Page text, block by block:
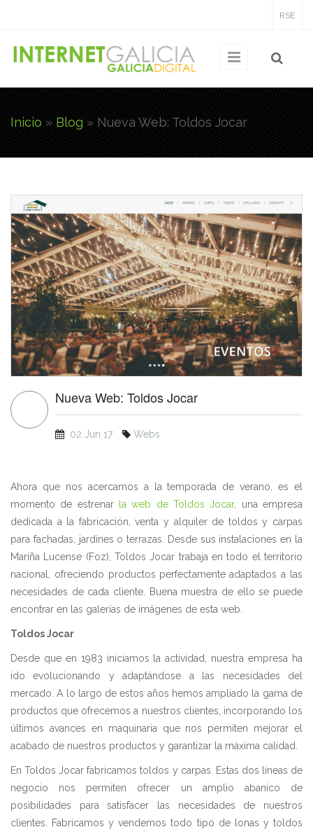
RSE
Usted está aquí
Inicio » Blog » Nueva Web: Toldos Jocar
Nueva Web: Toldos Jocar
02 Jun 17 Webs
Ahora que nos acercamos a la temporada de verano, es el
momento de estrenar
la web de Toldos Jocar, una empresa
dedicada a la fabricación, venta y alquiler de toldos y carpas
para fachadas, jardines o terrazas. Desde sus instalaciones en la
Mariña Lucense (Foz), Toldos Jocar trabaja en todo el territorio
nacional, ofreciendo productos perfectamente adaptados a las
necesidades de cada cliente. Buena muestra de ello se puede
encontrar en las galerías de imágenes de esta web.
Toldos Jocar
Desde que en 1983 iniciamos la actividad, nuestra empresa ha
ido evolucionando y adaptándose a las necesidades del
mercado. A lo largo de estos años hemos ampliado la gama de
productos que ofrecemos a nuestros clientes, incorporando los
últimos avances en maquinaria que nos permiten mejorar el
acabado de nuestros productos y garantizar la máxima calidad.
En Toldos Jocar fabricamos toldos y carpas. Estas dos líneas de
negocio nos permiten ofrecer un amplio abanico de
posibilidades para satisfacer las necesidades de nuestros
clientes. Fabricamos y vendemos todo tipo de lonas y toldos